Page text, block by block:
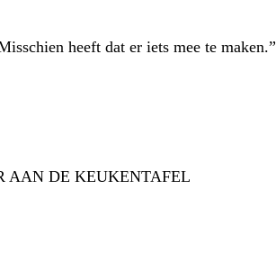
heeft dat er iets mee te maken.”
AAN DE KEUKENTAFEL